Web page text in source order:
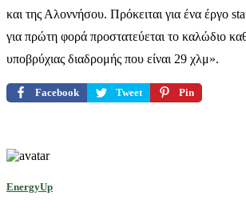
και της Αλοννήσου. Πρόκειται για ένα έργο
για πρώτη φορά προστατεύεται το καλώδιο
υποβρύχιας διαδρομής που είναι 29 χλμ».
Facebook Tweet Pin
EnergyUp